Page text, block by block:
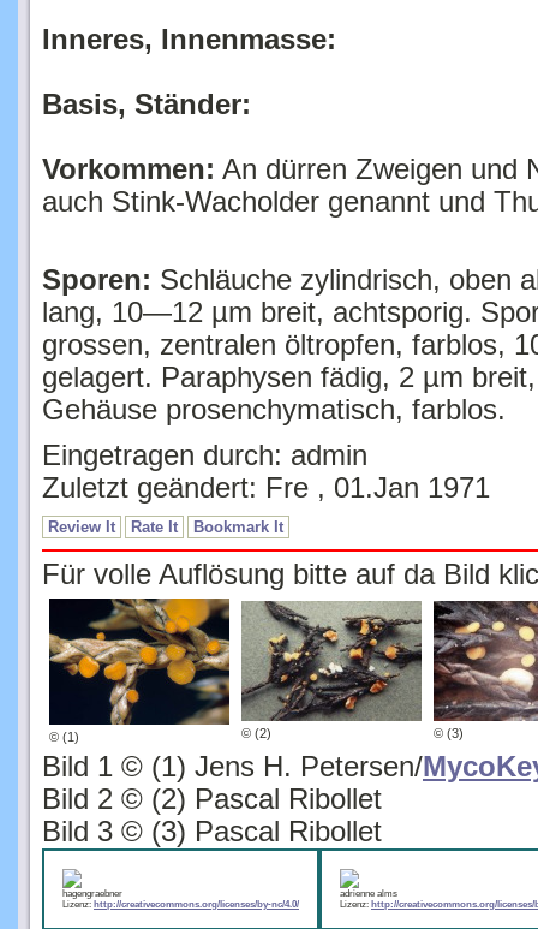
auch Stink-Wacholder genannt und
lang, 10—12 µm breit, achtsporig.
grossen, zentralen öltropfen, farblos,
gelagert. Paraphysen fädig, 2 µm
Gehäuse prosenchymatisch, farblos.
Eingetragen durch: admin
Zuletzt geändert: Fre , 01.Jan 1971
Rate It
Für volle Auflösung bitte auf da Bild
© (2) © (3)
Bild 1 © (1) Jens H. Petersen/
Bild 2 © (2) Pascal Ribollet
Bild 3 © (3) Pascal Ribollet
hagengraebner
Lizenz:
adrienne alms
Lizenz: